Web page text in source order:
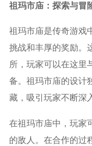
祖玛市庙：探索与冒
祖玛市庙是传奇游戏
挑战和丰厚的奖励。
所，玩家可以在这里
备。祖玛市庙的设计
藏，吸引玩家不断深
在祖玛市庙中，玩家
的敌人。在合作的过